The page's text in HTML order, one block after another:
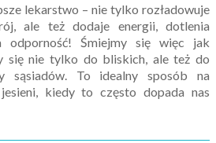
lekarstwo – nie tylko rozładowuje
ale też dodaje energii, dotlenia
odporność! Śmiejmy się więc jak
się nie tylko do bliskich, ale też do
sąsiadów. To idealny sposób na
kiedy to często dopada nas